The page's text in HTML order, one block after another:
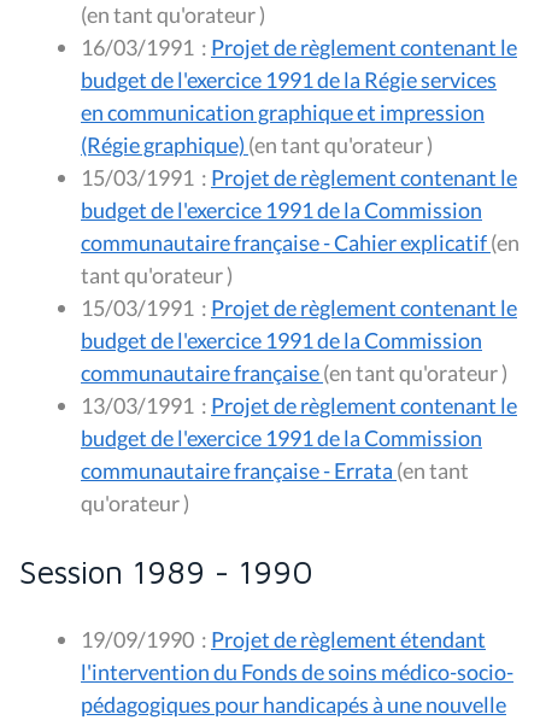
(en tant qu'orateur )
16/03/1991 : Projet de règlement contenant le
budget de l'exercice 1991 de la Régie services
en communication graphique et impression
(Régie graphique)
(en tant qu'orateur )
15/03/1991 : Projet de règlement contenant le
budget de l'exercice 1991 de la Commission
communautaire française - Cahier explicatif(en
tant qu'orateur )
15/03/1991 : Projet de règlement contenant le
budget de l'exercice 1991 de la Commission
communautaire française
(en tant qu'orateur )
13/03/1991 : Projet de règlement contenant le
budget de l'exercice 1991 de la Commission
communautaire française - Errata (en tant
qu'orateur )
Session 1989 - 1990
19/09/1990 : Projet de règlement étendant
l'intervention du Fonds de soins médico-socio-
pédagogiques pour handicapés à une nouvelle